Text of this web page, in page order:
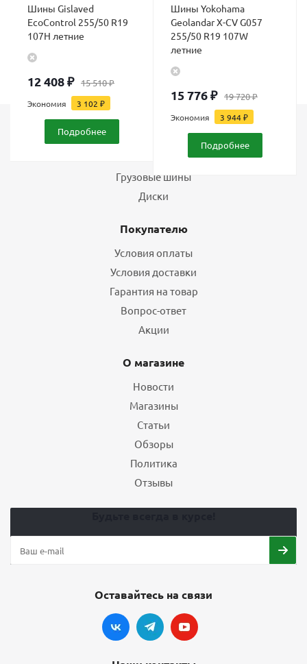
Шины Gislaved
EcoControl 255/50 R19
107H летние
12 408₽ 15 510₽
Экономия 3 102 ₽
Подробнее
Шины Yokohama
Geolandar X-CV G057
255/50 R19 107W
летние
15 776₽ 19 720₽
Экономия 3 944₽
Подробнее
Грузовые шины
Диски
Покупателю
Условия оплаты
Условия доставки
Гарантия на товар
Вопрос-ответ
Акции
О магазине
Новости
Магазины
Статьи
Обзоры
Политика
Отзывы
Оставайтесь на связи